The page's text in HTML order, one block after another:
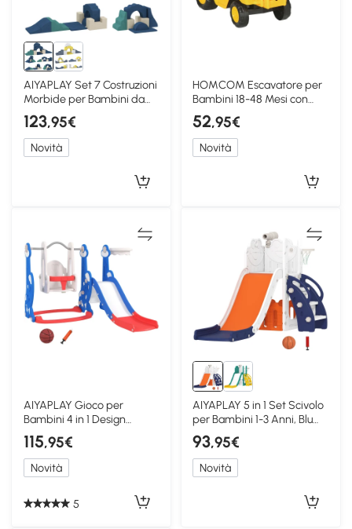
AIYAPLAY Set 7 Costruzioni
Morbide per Bambini da
0.5-3 Anni, Blu
123,95€
Novità
HOMCOM Escavatore per
Bambini 18-48 Mesi con
Benna, Giallo
52,95€
Novità
AIYAPLAY Gioco per
Bambini 4 in 1 Design
Rocket, Blu scuro
115,95€
Novità
5
AIYAPLAY 5 in 1 Set Scivolo
per Bambini 1-3 Anni, Blu
scuro
93,95€
Novità